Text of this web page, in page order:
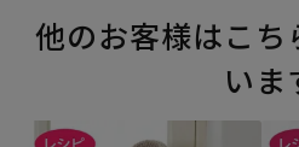
他のお客様はこち
いま